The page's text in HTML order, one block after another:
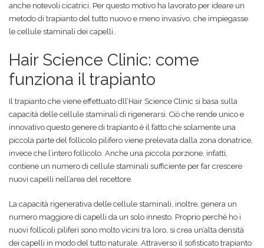
anche notevoli cicatrici. Per questo motivo ha lavorato per ideare un
metodo di trapianto del tutto nuovo e meno invasivo, che impiegasse
le cellule staminali dei capelli.
Hair Science Clinic: come
funziona il trapianto
Il trapianto che viene effettuato dll’Hair Science Clinic si basa sulla
capacità delle cellule staminali di rigenerarsi. Ciò che rende unico e
innovativo questo genere di trapianto è il fatto che solamente una
piccola parte del follicolo pilifero viene prelevata dalla zona donatrice,
invece che l’intero follicolo. Anche una piccola porzione, infatti,
contiene un numero di cellule staminali sufficiente per far crescere
nuovi capelli nell’area del recettore.
La capacità rigenerativa delle cellule staminali, inoltre, genera un
numero maggiore di capelli da un solo innesto. Proprio perché ho i
nuovi follicoli piliferi sono molto vicini tra loro, si crea un’alta densità
dei capelli in modo del tutto naturale. Attraverso il sofisticato trapianto